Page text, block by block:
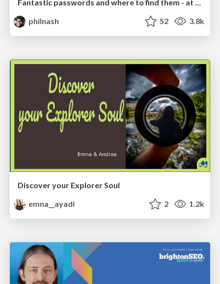
Fantastic passwords and where to find them - at NoRuKo
philnash
52 3.8k
Discover your Explorer Soul
emna__ayadi
2 1.2k